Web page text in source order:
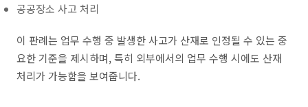
공공장소 사고 처리
이 판례는 업무 수행 중 발생한 사고가 산재로 인정될 수 있는 중
요한 기준을 제시하며, 특히 외부에서의 업무 수행 시에도 산재
처리가 가능함을 보여줍니다.